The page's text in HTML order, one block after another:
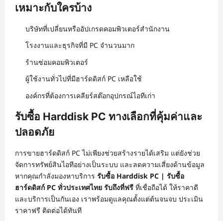
เหมาะกับใครบ้าง
บริษัทที่เปลี่ยนหรืออัปเกรดคอมพิวเตอร์สำนักงาน
โรงงานและธุรกิจที่มี PC จำนวนมาก
ร้านซ่อมคอมพิวเตอร์
ผู้ใช้งานทั่วไปที่มีฮาร์ดดิสก์ PC เหลือใช้
องค์กรที่ต้องการเคลียร์สต๊อกอุปกรณ์ไอทีเก่า
รับซื้อ Harddisk PC ทางเลือกที่คุ้มค่าและ
ปลอดภัย
การขายฮาร์ดดิสก์ PC ไม่เพียงช่วยสร้างรายได้เสริม แต่ยังช่วย
จัดการทรัพย์สินไอทีอย่างเป็นระบบ และลดความเสี่ยงด้านข้อมูล
หากคุณกำลังมองหาบริการ รับซื้อ Harddisk PC | รับซื้อ
ฮาร์ดดิสก์ PC ทั่วประเทศไทย รับถึงที่ฟรี ที่เชื่อถือได้ ให้ราคาดี
และบริการเป็นกันเอง เราพร้อมดูแลคุณตั้งแต่ต้นจนจบ ประเมิน
ราคาฟรี ติดต่อได้ทันที